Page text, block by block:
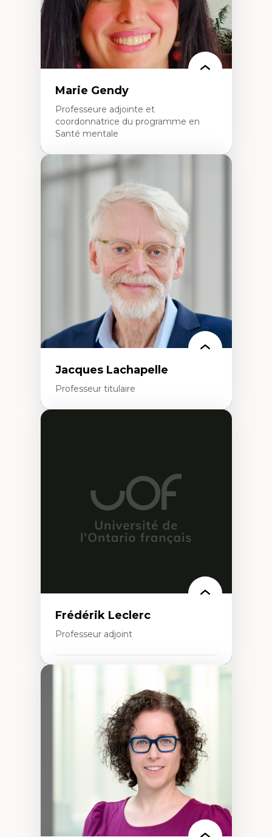
Épistémologie des techniques de recherche
numérique et l’IA
Théorie des droits de la personne
La pensée politique d’Hannah Arendt
La pensée politique à l’ère numérique
Justice internationale et normes
internationales
Marie Gendy
Professeure adjointe et
coordonnatrice du programme en
Santé mentale
Expertises
Neuropsychiatrie et neurosciences
Direction d'essais cliniques
Analyse des politiques et pratiques en santé
mentale
Développement de protocoles d'essais
cliniques
Collaboration interfonctionnelle
Leadership en recherche clinique
Développement de cadres politiques
Collaboration avec des entreprises
pharmaceutiques
Rédaction de publications et de rapports
Enseignement et mentorat
Jacques Lachapelle
Professeur titulaire
l'environnement bâti
Conception de projet en milieu existant
Analyse critique en architecture et
enseignement du design architectural et
Frédérik Leclerc
Professeur adjoint
Théories et pratiques de l’urbanisme
Urbanisme durable
Histoire de l’urbanisme
Théories sur la
territorialité/territorialisation